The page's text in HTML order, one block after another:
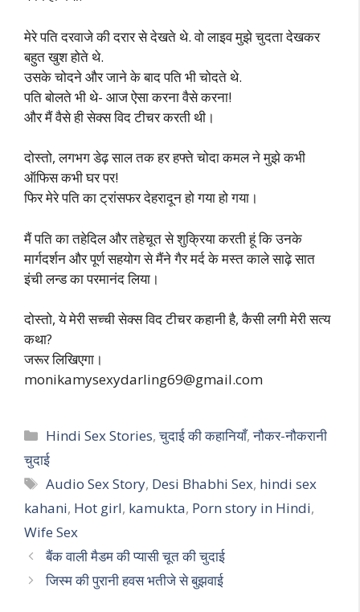
मेरे पति दरवाजे की दरार से देखते थे. वो लाइव मुझे चुदता देखकर
बहुत खुश होते थे.
उसके चोदने और जाने के बाद पति भी चोदते थे.
पति बोलते भी थे- आज ऐसा करना वैसे करना!
और मैं वैसे ही सेक्स विद टीचर करती थी।
दोस्तो, लगभग डेढ़ साल तक हर हफ्ते चोदा कमल ने मुझे कभी
ऑफिस कभी घर पर!
फिर मेरे पति का ट्रांसफर देहरादून हो गया हो गया।
मैं पति का तहेदिल और तहेचूत से शुक्रिया करती हूं कि उनके
मार्गदर्शन और पूर्ण सहयोग से मैंने गैर मर्द के मस्त काले साढ़े सात
इंची लन्ड का परमानंद लिया।
दोस्तो, ये मेरी सच्ची सेक्स विद टीचर कहानी है, कैसी लगी मेरी सत्य
कथा?
जरूर लिखिएगा।
monikamysexydarling69@gmail.com
Categories
Hindi Sex Stories,चुदाई की कहानियाँ,नौकर-नौकरानी
चुदाई
Tags
Audio Sex Story, Desi Bhabhi Sex, hindi sex
kahani, Hot girl, kamukta, Porn story in Hindi,
Wife Sex
बैंक वाली मैडम की प्यासी चूत की चुदाई
जिस्म की पुरानी हवस भतीजे से बुझवाई